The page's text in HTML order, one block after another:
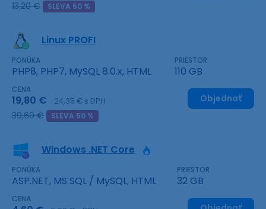
13,20 € SLEVA 50 %
Linux PROFI
PONÚKA
PHP8, PHP7, MySQL 8.0.x, HTML
PRIESTOR
110 GB
CENA
19,80 € 24,35 € s DPH
39,60 € SLEVA 50 %
Objednať
Windows .NET Core
PONÚKA
ASP.NET, MS SQL / MySQL, HTML
PRIESTOR
32 GB
CENA